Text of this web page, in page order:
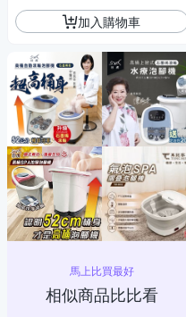
加入購物車
馬上比買最好
相似商品比比看